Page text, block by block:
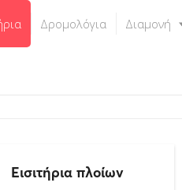
Δρομολόγια Διαμονή